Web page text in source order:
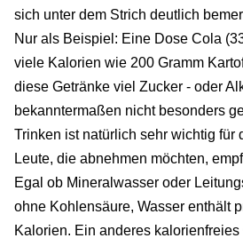
sich unter dem Strich deutlich
Nur als Beispiel: Eine Dose Cola
viele Kalorien wie 200 Gramm
diese Getränke viel Zucker - oder
bekanntermaßen nicht besonders
Trinken ist natürlich sehr wichtig für
Leute, die abnehmen möchten,
Egal ob Mineralwasser oder
ohne Kohlensäure, Wasser enthält
Kalorien. Ein anderes kalorienfreies